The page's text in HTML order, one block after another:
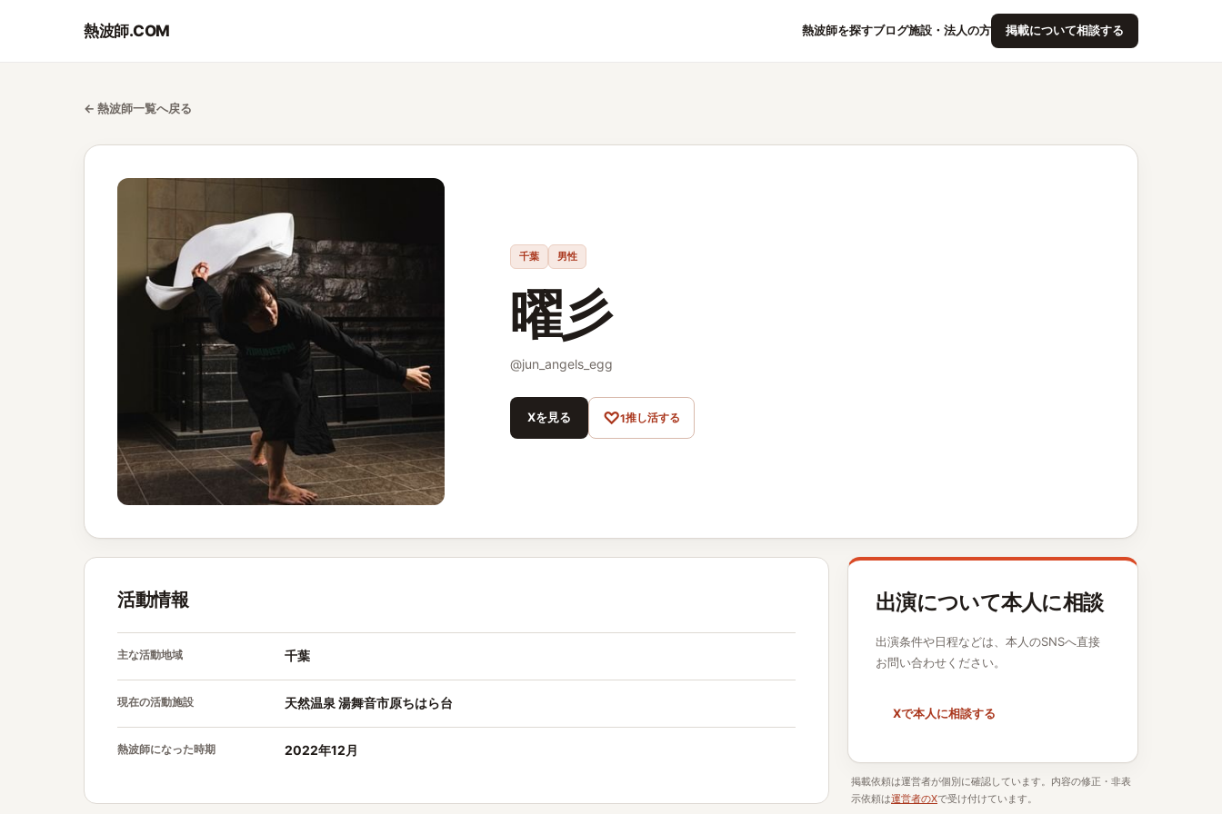
熱波師.COM 熱波師を探すブログ施設・法人の方 掲載について相談する
← 熱波師一覧へ戻る
千葉 男性
曜彡
@jun_angels_egg
Xを見る ♡1推し活する
活動情報
主な活動地域 千葉
現在の活動施設 天然温泉 湯舞音市原ちはら台
熱波師になった時期 2022年12月
出演について本人に相談
出演条件や日程などは、本人のSNSへ直接
お問い合わせください。
Xで本人に相談する
掲載依頼は運営者が個別に確認しています。内容の修正・非表
示依頼は運営者のXで受け付けています。